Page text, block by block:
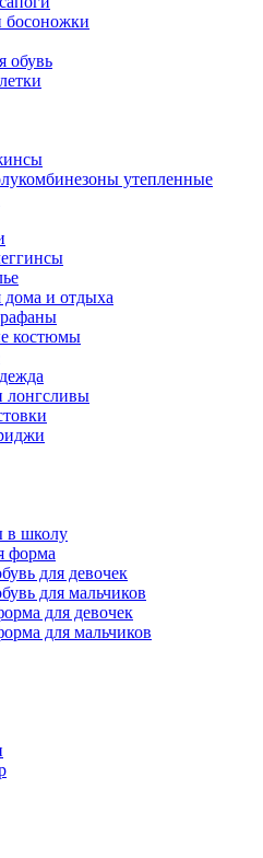
босоножки
обувь
утепленные
и отдыха
костюмы
лонгсливы
в школу
форма
для девочек
для мальчиков
для девочек
для мальчиков